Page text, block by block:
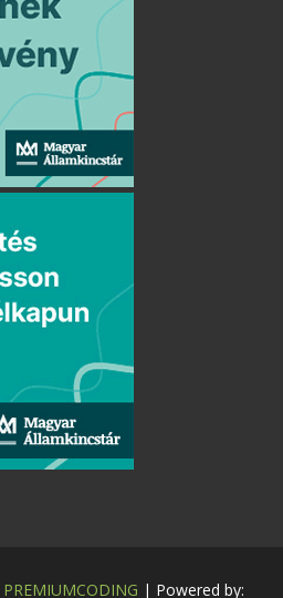
PREMIUMCODING | Powered by: